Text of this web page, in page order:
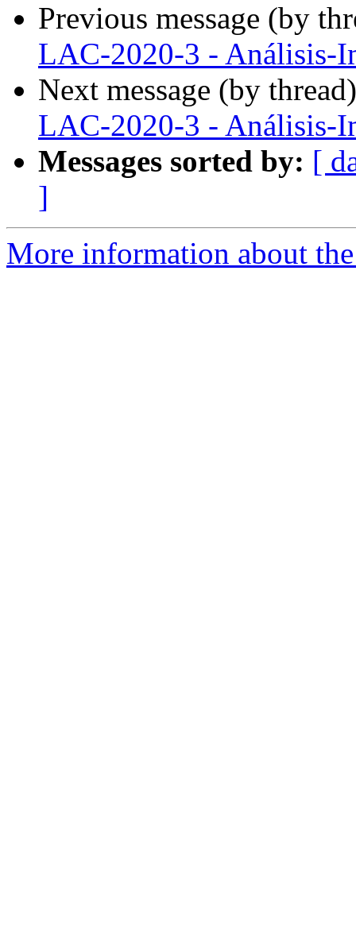
Previous message (by
LAC-2020-3 - Análisis-
Next message (by
LAC-2020-3 - Análisis-
Messages sorted by: [
]
More information about